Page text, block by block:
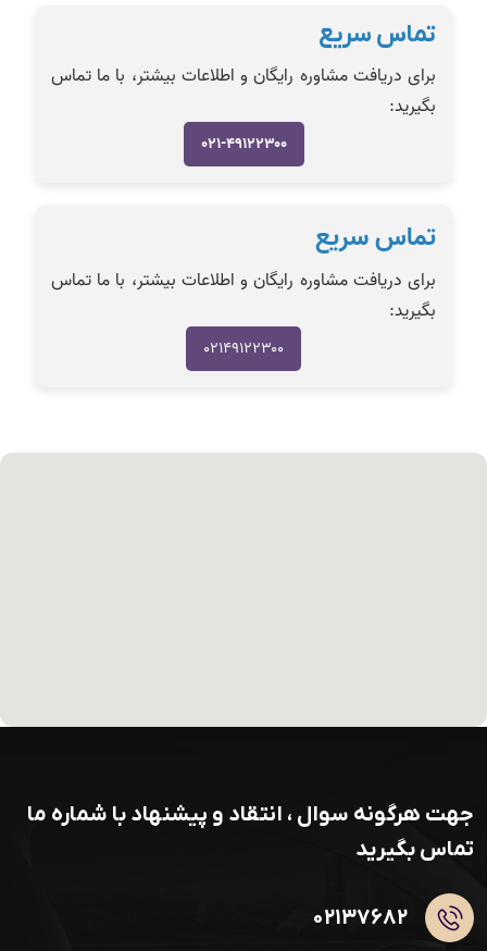
تماس سریع
برای دریافت مشاوره رایگان و اطلاعات بیشتر، با ما تماس
بگیرید:
۰۲۱-۴۹۱۲۲۳۰۰
تماس سریع
برای دریافت مشاوره رایگان و اطلاعات بیشتر، با ما تماس
بگیرید:
۰۲۱۴۹۱۲۲۳۰۰
جهت هرگونه سوال ، انتقاد و پیشنهاد با شماره ما
تماس بگیرید
۰۲۱۳۷۶۸۲